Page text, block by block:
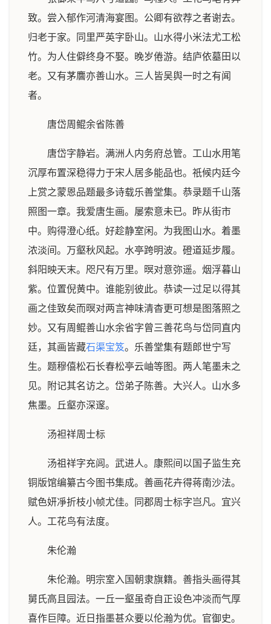
致。尝入郁作河清海宴图。公卿有欲荐之者谢去。
归老于家。同里严英字卧山。山水得小米法尤工松
竹。为人住僻终身不娶。晚岁倦游。结庐依墓田以
老。又有茅麐亦善山水。三人皆吴舆一时之有闻
者。
唐岱周鲲余省陈善
唐岱字静岩。满洲人内务府总管。工山水用笔
沉厚布置深稳得力于宋人居多能品也。祇候内廷今
上赏之蒙恩品题最多诗载乐善堂集。恭录题千山落
照图一章。我爱唐生画。屡索意未已。昨从街市
中。购得澄心纸。好趁静室闲。为我图山水。着墨
浓淡间。万壑秋风起。水亭跨明波。磴道延步履。
斜阳映天末。咫尺有万里。暝对意弥遥。烟浮暮山
紫。位置倪黄中。谁能别彼此。恭读一过足以得其
画之佳致矣而暝对两言神味清杳更可想是图落照之
妙。又有周鲲善山水余省字曾三善花鸟与岱同直内
廷，其画皆藏石渠宝笈。乐善堂集有题郎世宁写
生。题穆僖松石长春松亭云岫等图。两人笔墨未之
见。附记其名访之。岱弟子陈善。大兴人。山水多
焦墨。丘壑亦深邃。
汤袒祥周士标
汤祖祥字充闾。武进人。康熙间以国子监生充
铜版馆编纂古今图书集成。善画花卉得蒋南沙法。
赋色妍凈折枝小帧尤佳。同郡周士标字岂凡。宜兴
人。工花鸟有法度。
朱伦瀚
朱伦瀚。明宗室入国朝隶旗籍。善指头画得其
舅氏高且园法。一丘一壑虽奇自正设色冲淡而气厚
喜作巨障。近日指墨甚众要以伦瀚为优。官御史。